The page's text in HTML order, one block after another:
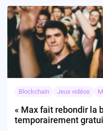
Blockchain Jeux vidéos
« Max fait rebondir la
temporairement